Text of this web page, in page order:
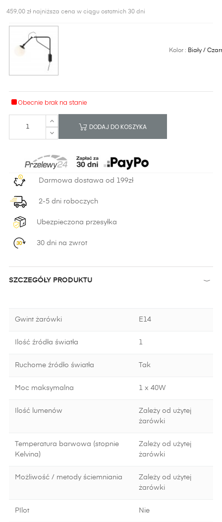
459,00 zł najniższa cena w ciągu ostatnich 30 dni
Kolor : Biały /
Obecnie brak na stanie
DODAJ DO KOSZYKA
Darmowa dostawa od 199zł
2-5 dni roboczych
Ubezpieczona przesyłka
30 dni na zwrot
SZCZEGÓŁY PRODUKTU
Gwint żarówki E14
Ilość źródła światła 1
Ruchome źródło światła Tak
Moc maksymalna 1 x 40W
Ilość lumenów
Zależy od użytej
żarówki
Temperatura barwowa (stopnie
Kelvina)
Zależy od użytej
żarówki
Możliwość / metody ściemniania
Zależy od użytej
żarówki
PIlot Nie